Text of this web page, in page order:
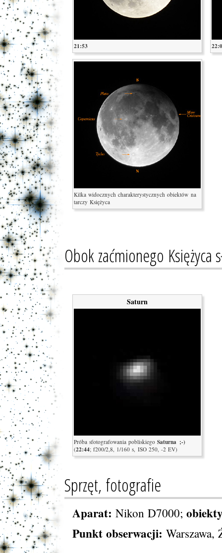
21:53
Kilka widocznych charakterystycznych obiektów na
tarczy Księżyca
Obok zaćmionego Księżyca
Saturn
Próba sfotografowania pobliskiegoSaturna ;-)
(22:44; f200/2,8, 1/160 s, ISO 250, -2 EV)
Sprzęt, fotografie
Aparat:Nikon D7000;
Punkt obserwacji: